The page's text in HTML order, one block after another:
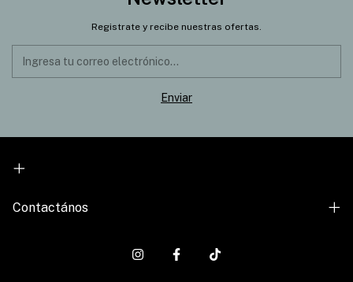
Registrate y recibe nuestras ofertas.
Contactános